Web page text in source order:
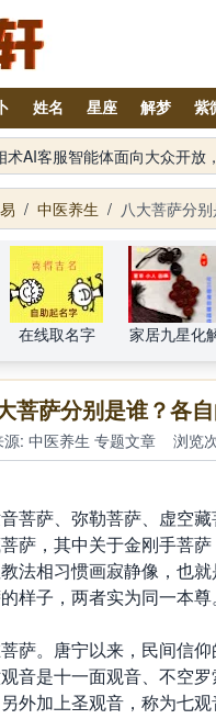
姓名 星座 解梦 紫
目
/ 中医养生 / 八大菩萨分
在线取名字 家居九星化
菩萨分别是谁？各
源: 中医养生 专题文章 浏览
菩萨、弥勒菩萨、虚空
萨，其中关于金刚手菩
法相习惯画寂静像，也
样子，两者实为同一本尊。
萨。唐宁以来，民间信
音是十一面观音、不空罗
外加上圣观音，称为七